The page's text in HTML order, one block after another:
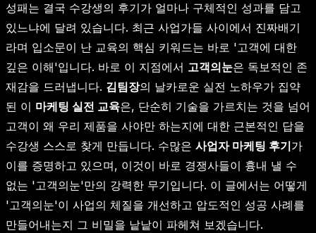
성패는 결국 수강생의 후기가 얼마나 구체적인 성과를 담고
있느냐에 달려 있습니다. 최근 사업가들 사이에서 진짜배기
라며 입소문이 난 교육의 핵심 키워드는 바로 '고객에 대한
깊은 이해'입니다. 바로 이 지점에서 고객의눈은 독보적인 존
재감을 드러냅니다. 김팀장의 날카로운 실전 노하우가 집약
된 이 마케팅 실전 교육은, 단순히 기술을 가르치는 것을 넘어
고객이 왜 우리 제품을 사야만 하는지에 대한 근본적인 답을
수강생 스스로 찾게 만듭니다. 수많은 사업자 마케팅 후기가
이를 증명하고 있으며, 이것이 바로 경쟁사들이 흉내 낼 수
없는 '고객의눈'만의 강력한 무기입니다. 이 글에서는 어떻게
'고객의눈'이 사업의 체질을 개선하고 압도적인 성공 사례를
만들어내는지 그 비밀을 낱낱이 파헤쳐 보겠습니다.